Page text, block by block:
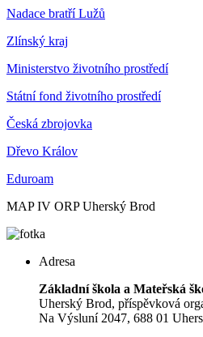
Nadace bratří Lužů
Zlínský kraj
Ministerstvo životního prostředí
Státní fond životního prostředí
Česká zbrojovka
Dřevo Králov
Eduroam
MAP IV ORP Uherský Brod
Adresa
Základní škola a Mateřská
Uherský Brod, příspěvková
Na Výsluní 2047, 688 01